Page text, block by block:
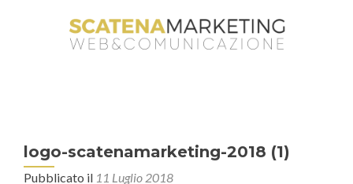
logo-scatenamarketing-2018 (1)
Pubblicato il 11 Luglio 2018